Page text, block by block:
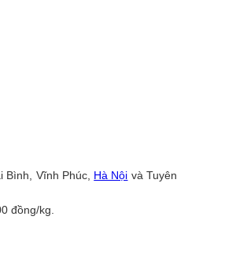
Vĩnh Phúc, Hà Nội và Tuyên
đồng/kg.